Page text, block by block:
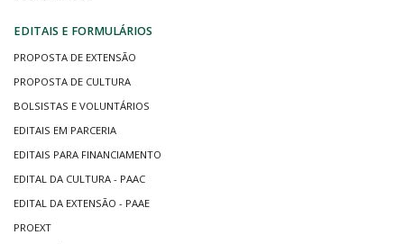
EDITAIS E FORMULÁRIOS
PROPOSTA DE EXTENSÃO
PROPOSTA DE CULTURA
BOLSISTAS E VOLUNTÁRIOS
EDITAIS EM PARCERIA
EDITAIS PARA FINANCIAMENTO
EDITAL DA CULTURA - PAAC
EDITAL DA EXTENSÃO - PAAE
PROEXT